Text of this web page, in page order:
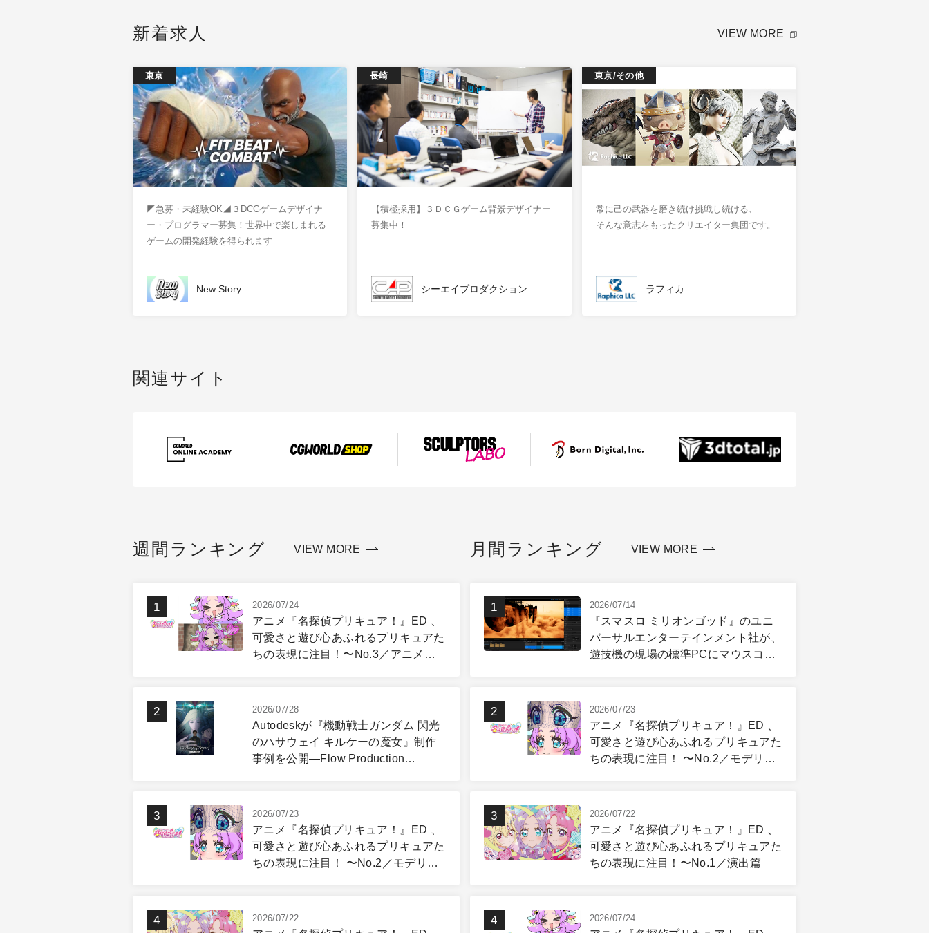
新着求人 VIEW MORE
東京
◤急募・未経験OK◢３DCGゲームデザイナ
ー・プログラマー募集！世界中で楽しまれる
ゲームの開発経験を得られます
New Story
長崎
【積極採用】３ＤＣＧゲーム背景デザイナー
募集中！
シーエイプロダクション
東京/その他
常に己の武器を磨き続け挑戦し続ける​、​
そんな意志をもったクリエイター集団​です。
ラフィカ
関連サイト
週間ランキング VIEW MORE
2026/07/24
アニメ『名探偵プリキュア！』ED 、
可愛さと遊び心あふれるプリキュアた
ちの表現に注目！〜No.3／アニメー
2026/07/28
Autodeskが『機動戦士ガンダム 閃光
のハサウェイ キルケーの魔女』制作
事例を公開―Flow Production
2026/07/23
アニメ『名探偵プリキュア！』ED 、
可愛さと遊び心あふれるプリキュアた
ちの表現に注目！ 〜No.2／モデリン
2026/07/22
月間ランキング VIEW MORE
2026/07/14
『スマスロ ミリオンゴッド』のユニ
バーサルエンターテインメント社が、
遊技機の現場の標準PCにマウスコン
2026/07/23
アニメ『名探偵プリキュア！』ED 、
可愛さと遊び心あふれるプリキュアた
ちの表現に注目！ 〜No.2／モデリン
2026/07/22
アニメ『名探偵プリキュア！』ED 、
可愛さと遊び心あふれるプリキュアた
ちの表現に注目！〜No.1／演出篇
2026/07/24